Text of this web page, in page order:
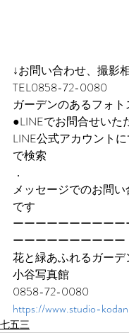
↓お問い合わせ、撮影
TEL0858-72-0080
ガーデンのあるフォ
●LINEでお問合せいた
LINE公式アカウント
で検索
．
メッセージでのお問
です
ーーーーーーーーー
ーーーーーーーーーー
花と緑あふれるガーデ
小谷写真館
0858-72-0080
https://www.studio-
七五三